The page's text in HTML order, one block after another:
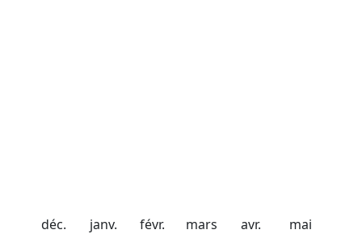
déc. janv. févr. mars avr. mai